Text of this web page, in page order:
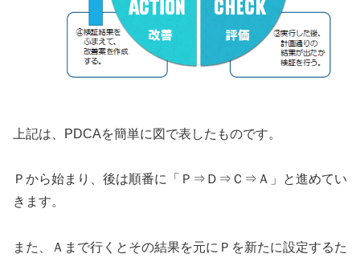
上記は、PDCAを簡単に図で表したものです。
Ｐから始まり、後は順番に「Ｐ⇒Ｄ⇒Ｃ⇒Ａ」と進めてい
きます。
また、Ａまで行くとその結果を元にＰを新たに設定するた